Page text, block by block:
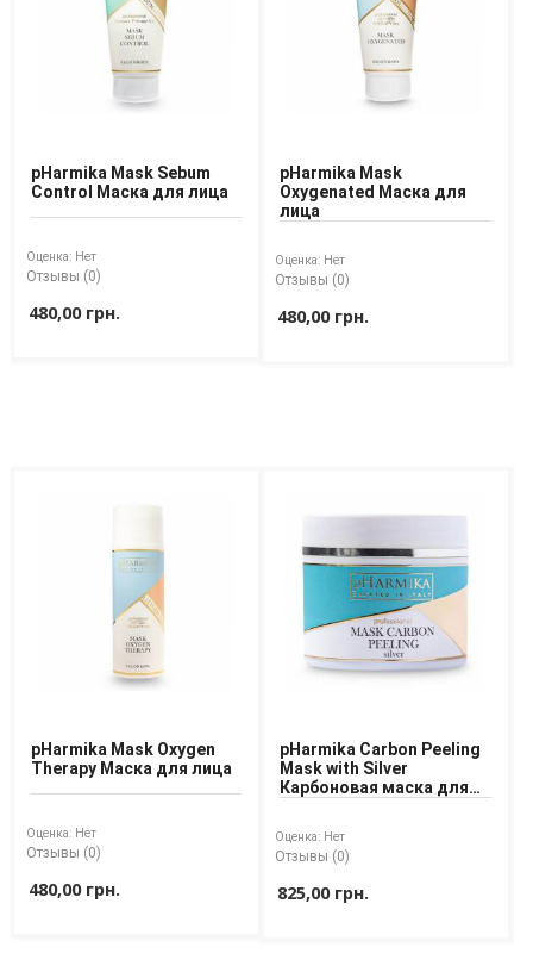
pHarmika Mask Sebum
Control Маска для лица
Оценка: Нет
Отзывы (0)
480,00 грн.
pHarmika Mask
Oxygenated Маска для
лица
Оценка: Нет
Отзывы (0)
480,00 грн.
pHarmika Mask Oxygen
Therapy Маска для лица
Оценка: Нет
Отзывы (0)
480,00 грн.
pHarmika Carbon Peeling
Mask with Silver
Карбоновая маска для
Оценка: Нет
Отзывы (0)
825,00 грн.